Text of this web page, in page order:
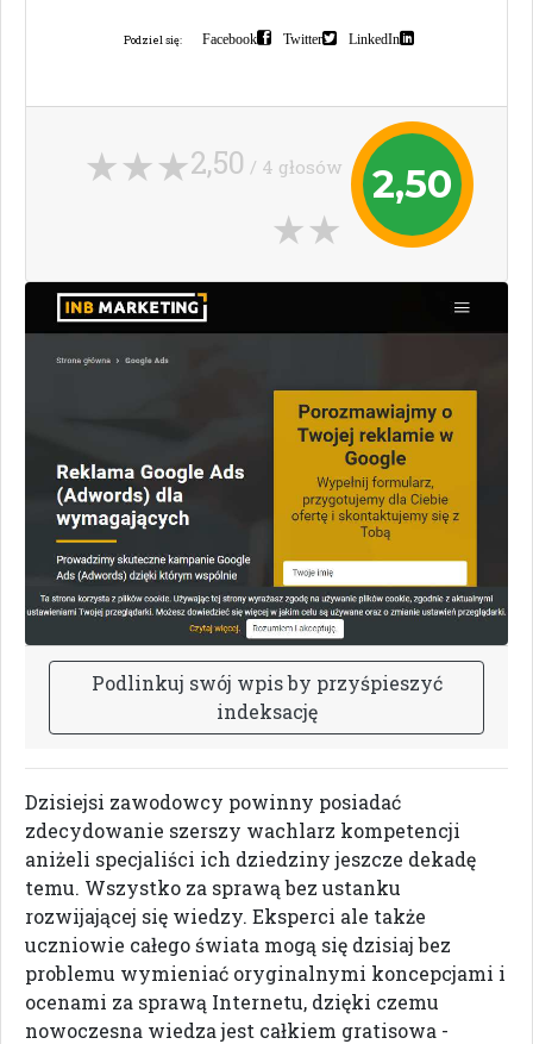
Podziel się: Facebook Twitter LinkedIn
2,50
2,50 / 4 głosów
Podlinkuj swój wpisby przyśpieszyć
indeksację
Dzisiejsi zawodowcy powinny posiadać
zdecydowanie szerszy wachlarz kompetencji
aniżeli specjaliści ich dziedziny jeszcze dekadę
temu. Wszystko za sprawą bez ustanku
rozwijającej się wiedzy. Eksperci ale także
uczniowie całego świata mogą się dzisiaj bez
problemu wymieniać oryginalnymi koncepcjami i
ocenami za sprawą Internetu, dzięki czemu
nowoczesna wiedza jest całkiem gratisowa -